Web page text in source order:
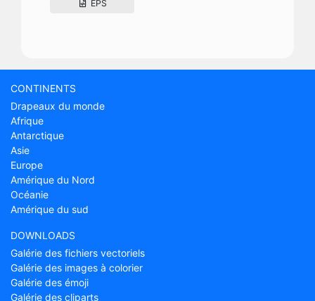
EPS
CONTINENTS
Drapeaux du monde
Afrique
Antarctique
Asie
Europe
Amérique du Nord
Océanie
Amérique du sud
DOWNLOADS
Galérie des fichiers vectoriels
Galérie des images à colorier
Galérie des émoji
Galérie des cliparts